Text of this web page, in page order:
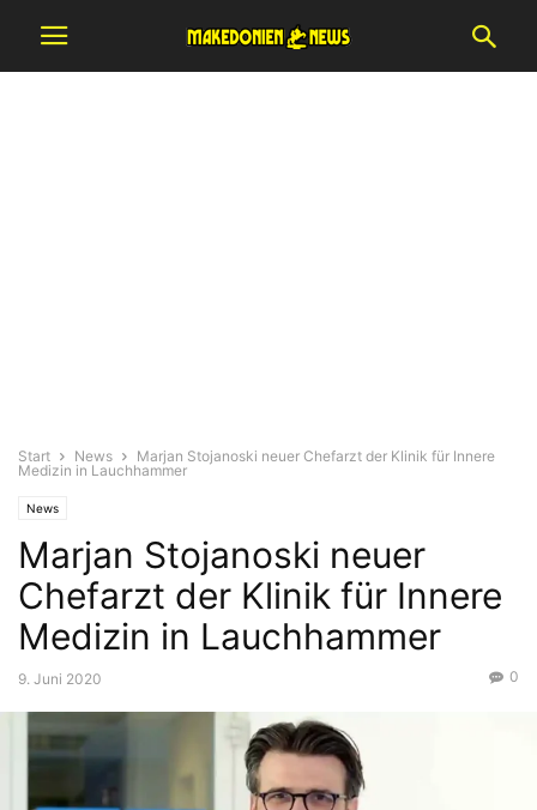
Start News
Marjan Stojanoski neuer Chefarzt der Klinik für Innere
Medizin in Lauchhammer
News
Marjan Stojanoski neuer
Chefarzt der Klinik für Innere
Medizin in Lauchhammer
9. Juni 2020 0